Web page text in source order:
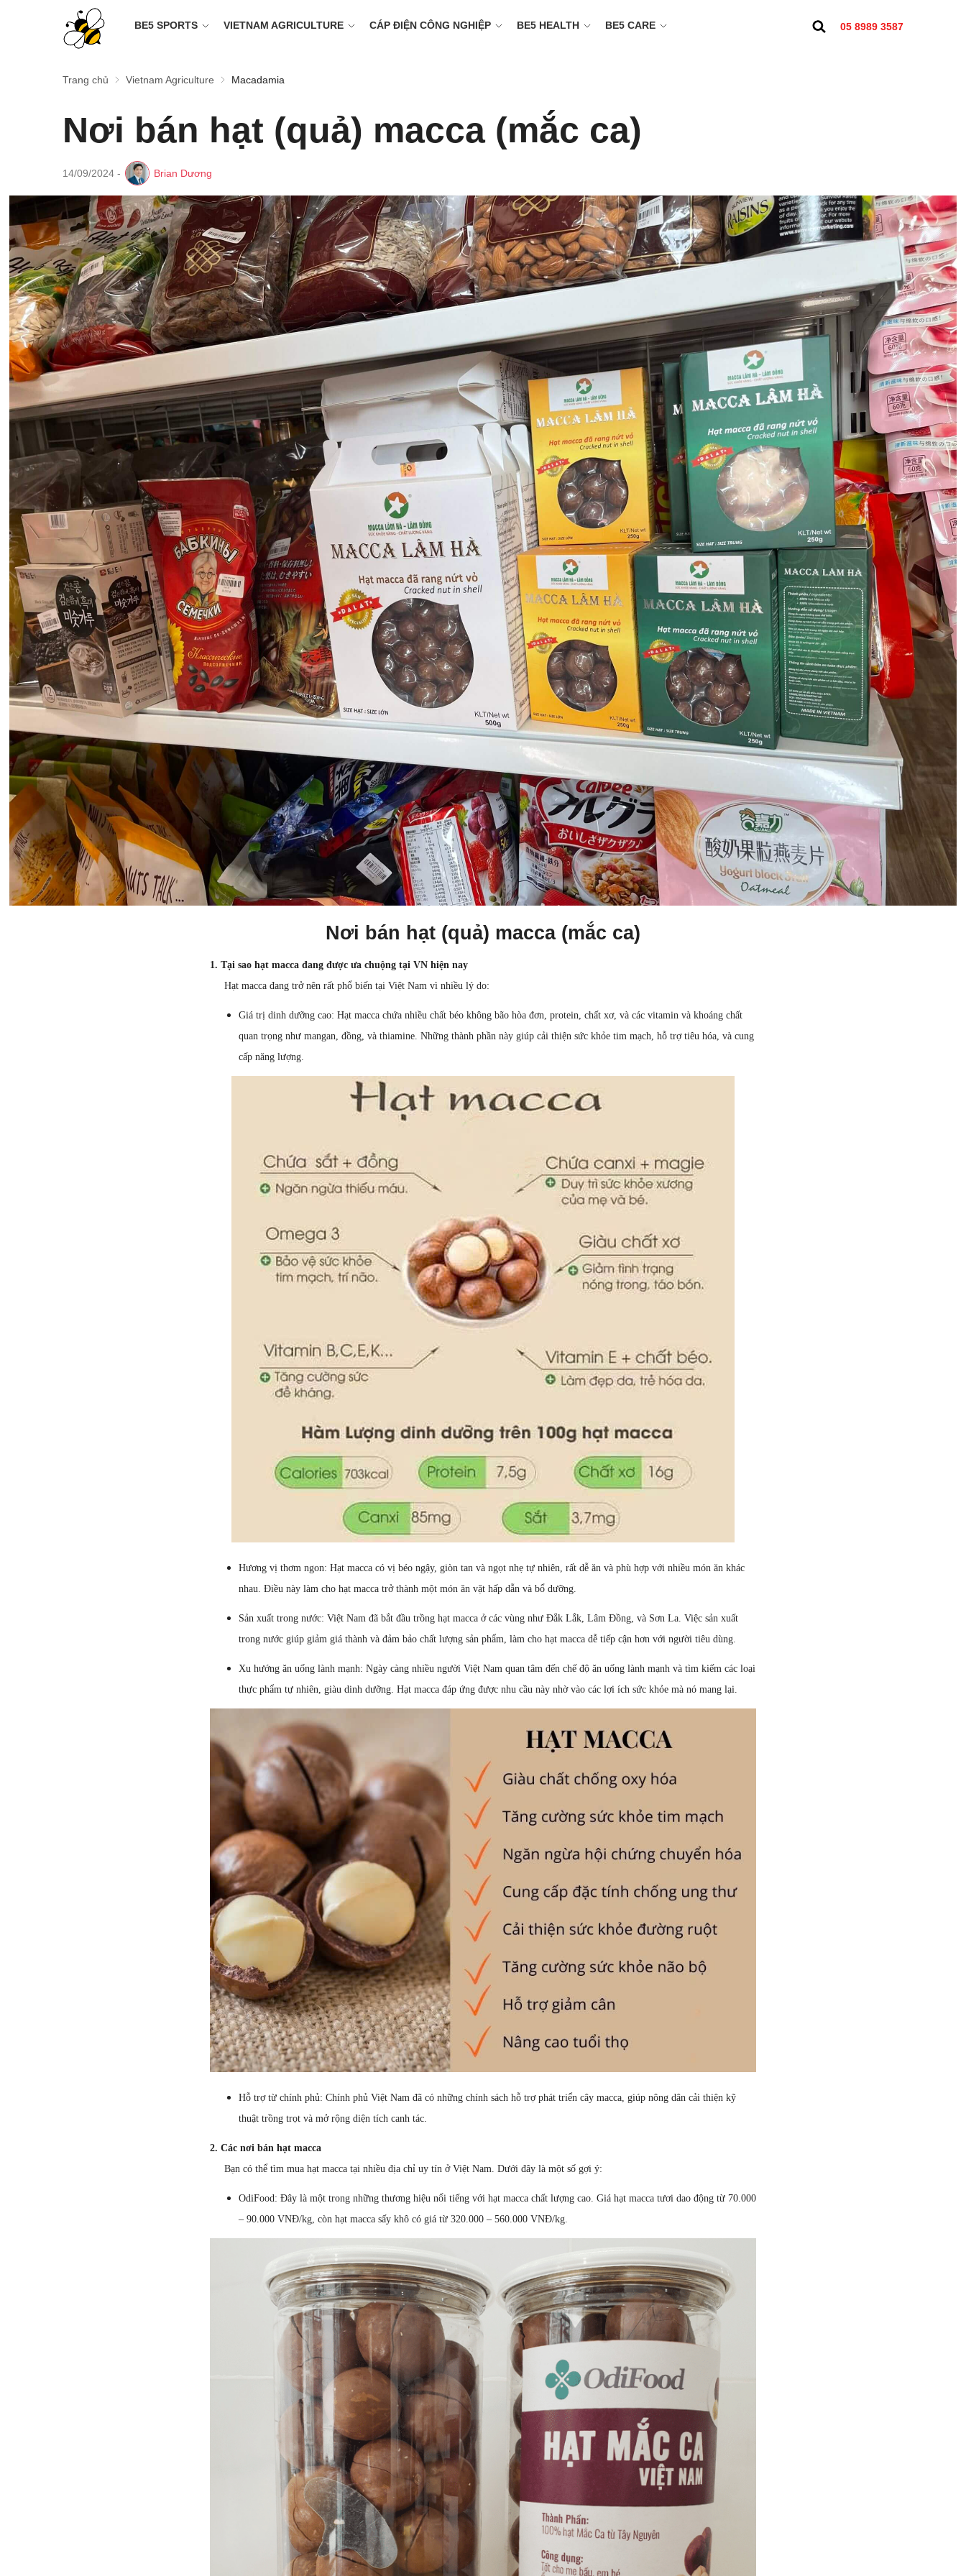
BE5 SPORTS VIETNAM AGRICULTURE CÁP ĐIỆN CÔNG NGHIỆP BE5 HEALTH BE5 CARE 05 8989 3587
Trang chủ Vietnam Agriculture Macadamia
Nơi bán hạt (quả) macca (mắc ca)
14/09/2024 - Brian Dương
Nơi bán hạt (quả) macca (mắc ca)
1. Tại sao hạt macca đang được ưa chuộng tại VN hiện nay
Hạt macca đang trở nên rất phổ biến tại Việt Nam vì nhiều lý do:
Giá trị dinh dưỡng cao: Hạt macca chứa nhiều chất béo không bão hòa đơn, protein, chất xơ, và các vitamin và khoáng chất
quan trọng như mangan, đồng, và thiamine. Những thành phần này giúp cải thiện sức khỏe tim mạch, hỗ trợ tiêu hóa, và cung
cấp năng lượng.
Hương vị thơm ngon: Hạt macca có vị béo ngậy, giòn tan và ngọt nhẹ tự nhiên, rất dễ ăn và phù hợp với nhiều món ăn khác
nhau. Điều này làm cho hạt macca trở thành một món ăn vặt hấp dẫn và bổ dưỡng.
Sản xuất trong nước: Việt Nam đã bắt đầu trồng hạt macca ở các vùng như Đắk Lắk, Lâm Đồng, và Sơn La. Việc sản xuất
trong nước giúp giảm giá thành và đảm bảo chất lượng sản phẩm, làm cho hạt macca dễ tiếp cận hơn với người tiêu dùng.
Xu hướng ăn uống lành mạnh: Ngày càng nhiều người Việt Nam quan tâm đến chế độ ăn uống lành mạnh và tìm kiếm các loại
thực phẩm tự nhiên, giàu dinh dưỡng. Hạt macca đáp ứng được nhu cầu này nhờ vào các lợi ích sức khỏe mà nó mang lại.
Hỗ trợ từ chính phủ: Chính phủ Việt Nam đã có những chính sách hỗ trợ phát triển cây macca, giúp nông dân cải thiện kỹ
thuật trồng trọt và mở rộng diện tích canh tác.
2. Các nơi bán hạt macca
Bạn có thể tìm mua hạt macca tại nhiều địa chỉ uy tín ở Việt Nam. Dưới đây là một số gợi ý:
OdiFood: Đây là một trong những thương hiệu nổi tiếng với hạt macca chất lượng cao. Giá hạt macca tươi dao động từ 70.000
– 90.000 VNĐ/kg, còn hạt macca sấy khô có giá từ 320.000 – 560.000 VNĐ/kg.